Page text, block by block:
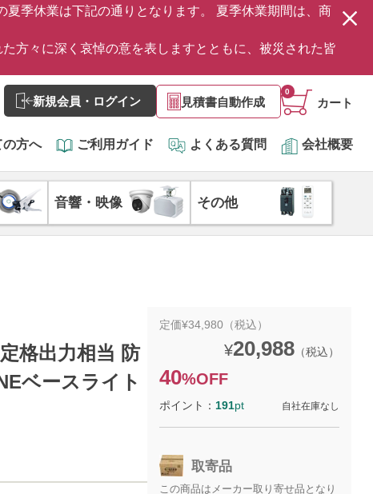
季休業は下記の通りとなります。 夏季休業期間は、商
方々に深く哀悼の意を表しますとともに、被災された皆
新規会員・ログイン 見積書自動作成 カート
0
の方へ ご利用ガイド よくある質問 会社概要
音響・映像 その他
格出力相当 防
ベースライト
定価¥34,980（税込）
¥20,988 （税込）
40%OFF
ポイント： 191pt 自社在庫なし
取寄品
この商品はメーカー取り寄せ品となり